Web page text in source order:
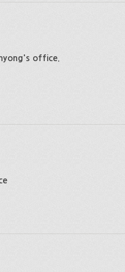
office.